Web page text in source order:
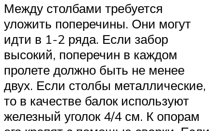
Между столбами требуется
уложить поперечины. Они могут
идти в 1-2 ряда. Если забор
высокий, поперечин в каждом
пролете должно быть не менее
двух. Если столбы металлические,
то в качестве балок используют
железный уголок 4/4 см. К опорам